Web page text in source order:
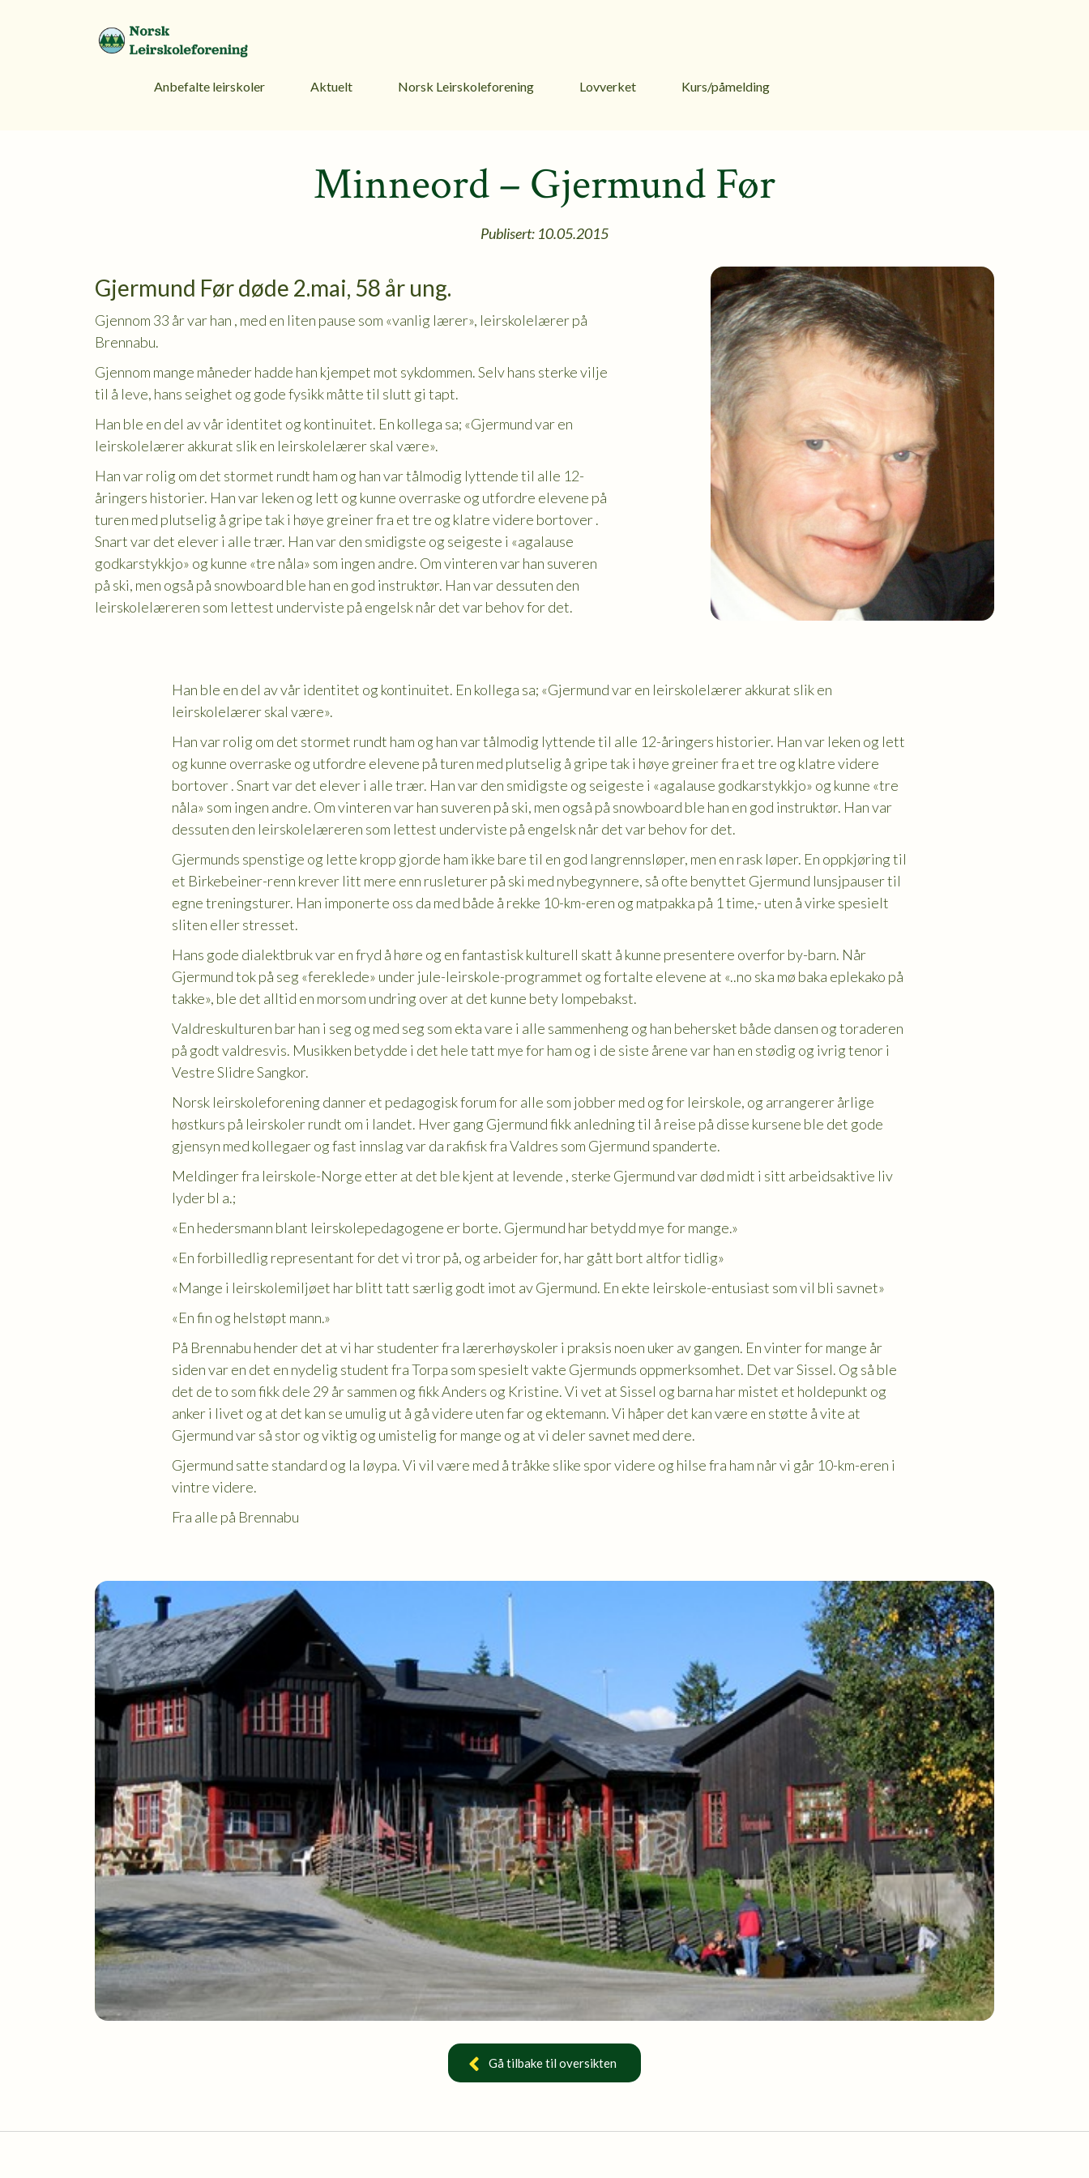
Anbefalte leirskoler Aktuelt Norsk Leirskoleforening Lovverket Kurs/påmelding
Minneord – Gjermund Før
Publisert: 10.05.2015
Gjermund Før døde 2.mai, 58 år ung.
Gjennom 33 år var han , med en liten pause som «vanlig lærer», leirskolelærer på
Brennabu.
Gjennom mange måneder hadde han kjempet mot sykdommen. Selv hans sterke vilje
til å leve, hans seighet og gode fysikk måtte til slutt gi tapt.
Han ble en del av vår identitet og kontinuitet. En kollega sa; «Gjermund var en
leirskolelærer akkurat slik en leirskolelærer skal være».
Han var rolig om det stormet rundt ham og han var tålmodig lyttende til alle 12-
åringers historier. Han var leken og lett og kunne overraske og utfordre elevene på
turen med plutselig å gripe tak i høye greiner fra et tre og klatre videre bortover .
Snart var det elever i alle trær. Han var den smidigste og seigeste i «agalause
godkarstykkjo» og kunne «tre nåla» som ingen andre. Om vinteren var han suveren
på ski, men også på snowboard ble han en god instruktør. Han var dessuten den
leirskolelæreren som lettest underviste på engelsk når det var behov for det.
Han ble en del av vår identitet og kontinuitet. En kollega sa; «Gjermund var en leirskolelærer akkurat slik en
leirskolelærer skal være».
Han var rolig om det stormet rundt ham og han var tålmodig lyttende til alle 12-åringers historier. Han var leken og lett
og kunne overraske og utfordre elevene på turen med plutselig å gripe tak i høye greiner fra et tre og klatre videre
bortover . Snart var det elever i alle trær. Han var den smidigste og seigeste i «agalause godkarstykkjo» og kunne «tre
nåla» som ingen andre. Om vinteren var han suveren på ski, men også på snowboard ble han en god instruktør. Han var
dessuten den leirskolelæreren som lettest underviste på engelsk når det var behov for det.
Gjermunds spenstige og lette kropp gjorde ham ikke bare til en god langrennsløper, men en rask løper. En oppkjøring til
et Birkebeiner-renn krever litt mere enn rusleturer på ski med nybegynnere, så ofte benyttet Gjermund lunsjpauser til
egne treningsturer. Han imponerte oss da med både å rekke 10-km-eren og matpakka på 1 time,- uten å virke spesielt
sliten eller stresset.
Hans gode dialektbruk var en fryd å høre og en fantastisk kulturell skatt å kunne presentere overfor by-barn. Når
Gjermund tok på seg «fereklede» under jule-leirskole-programmet og fortalte elevene at «..no ska mø baka eplekako på
takke», ble det alltid en morsom undring over at det kunne bety lompebakst.
Valdreskulturen bar han i seg og med seg som ekta vare i alle sammenheng og han behersket både dansen og toraderen
på godt valdresvis. Musikken betydde i det hele tatt mye for ham og i de siste årene var han en stødig og ivrig tenor i
Vestre Slidre Sangkor.
Norsk leirskoleforening danner et pedagogisk forum for alle som jobber med og for leirskole, og arrangerer årlige
høstkurs på leirskoler rundt om i landet. Hver gang Gjermund fikk anledning til å reise på disse kursene ble det gode
gjensyn med kollegaer og fast innslag var da rakfisk fra Valdres som Gjermund spanderte.
Meldinger fra leirskole-Norge etter at det ble kjent at levende , sterke Gjermund var død midt i sitt arbeidsaktive liv
lyder bl a.;
«En hedersmann blant leirskolepedagogene er borte. Gjermund har betydd mye for mange.»
«En forbilledlig representant for det vi tror på, og arbeider for, har gått bort altfor tidlig»
«Mange i leirskolemiljøet har blitt tatt særlig godt imot av Gjermund. En ekte leirskole-entusiast som vil bli savnet»
«En fin og helstøpt mann.»
På Brennabu hender det at vi har studenter fra lærerhøyskoler i praksis noen uker av gangen. En vinter for mange år
siden var en det en nydelig student fra Torpa som spesielt vakte Gjermunds oppmerksomhet. Det var Sissel. Og så ble
det de to som fikk dele 29 år sammen og fikk Anders og Kristine. Vi vet at Sissel og barna har mistet et holdepunkt og
anker i livet og at det kan se umulig ut å gå videre uten far og ektemann. Vi håper det kan være en støtte å vite at
Gjermund var så stor og viktig og umistelig for mange og at vi deler savnet med dere.
Gjermund satte standard og la løypa. Vi vil være med å tråkke slike spor videre og hilse fra ham når vi går 10-km-eren i
vintre videre.
Fra alle på Brennabu
Gå tilbake til oversikten